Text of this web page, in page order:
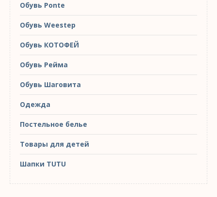
Обувь Ponte
Обувь Weestep
Обувь КОТОФЕЙ
Обувь Рейма
Обувь Шаговита
Одежда
Постельное белье
Товары для детей
Шапки TUTU